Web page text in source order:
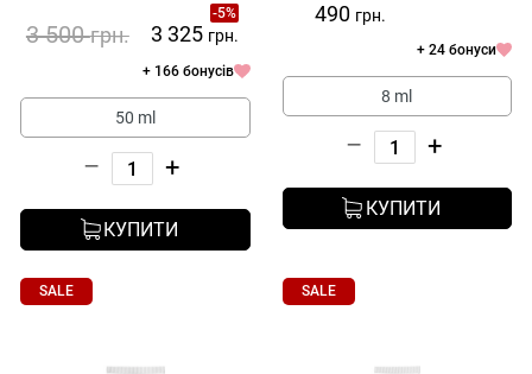
-5%
3 500грн. 3 325 грн.
+ 166 бонусів
50 ml
– +
КУПИТИ
490 грн.
+ 24 бонуси
8 ml
– +
КУПИТИ
SALE SALE